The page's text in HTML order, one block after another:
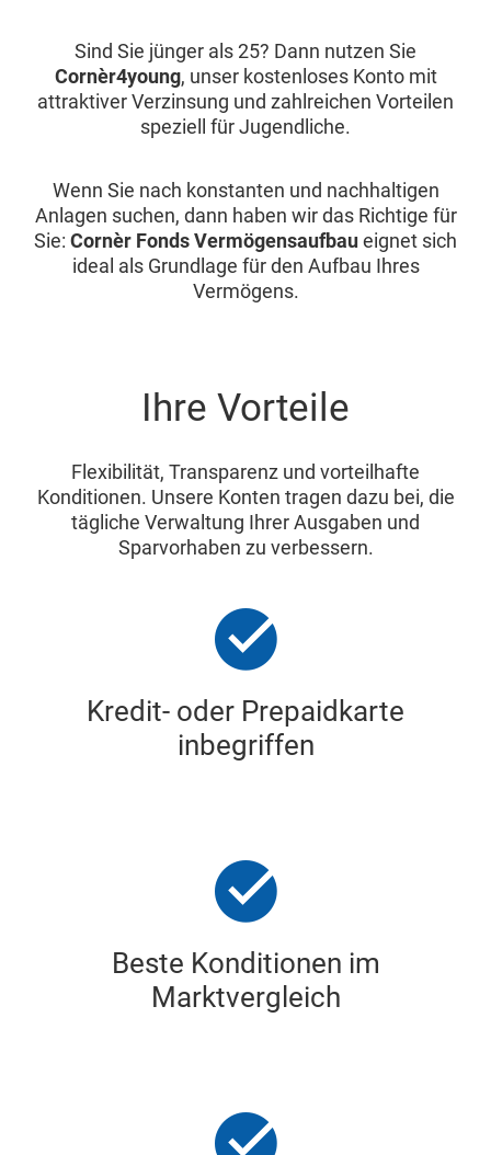
Sind Sie jünger als 25? Dann nutzen Sie
Cornèr4young, unser kostenloses Konto mit
attraktiver Verzinsung und zahlreichen Vorteilen
speziell für Jugendliche.
Wenn Sie nach konstanten und nachhaltigen
Anlagen suchen, dann haben wir das Richtige für
Sie: Cornèr Fonds Vermögensaufbaueignet sich
ideal als Grundlage für den Aufbau Ihres
Vermögens.
Ihre Vorteile
Flexibilität, Transparenz und vorteilhafte
Konditionen. Unsere Konten tragen dazu bei, die
tägliche Verwaltung Ihrer Ausgaben und
Sparvorhaben zu verbessern.
Kredit- oder Prepaidkarte
inbegriffen
Beste Konditionen im
Marktvergleich